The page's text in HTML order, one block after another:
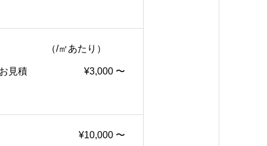
（/㎡あたり）
¥3,000 〜
¥10,000 〜